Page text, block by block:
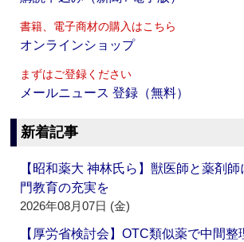
書籍、電子商材の購入はこちら
オンラインショップ
まずはご登録ください
メールニュース 登録（無料）
新着記事
【昭和薬大 神林氏ら】獣医師と薬剤
門教育の充実を
2026年08月07日 (金)
【厚労省検討会】OTC類似薬で中間整